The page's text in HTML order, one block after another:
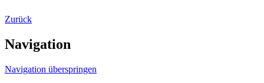
Zurück
Navigation
Navigation überspringen